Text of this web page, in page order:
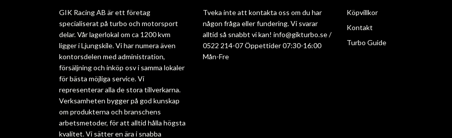
GIK Racing AB är ett företag
specialiserat på turbo och motorsport
delar. Vår lagerlokal om ca 1200 kvm
ligger i Ljungskile. Vi har numera även
kontorsdelen med administration,
försäljning och inköp osv i samma lokaler
för bästa möjliga service. Vi
representerar alla de stora tillverkarna.
Verksamheten bygger på god kunskap
om produkterna och branschens
arbetsmetoder, för att alltid hålla högsta
kvalitet. Vi sätter en ära i snabba
Tveka inte att kontakta oss om du har
någon fråga eller fundering. Vi svarar
alltid så snabbt vi kan! info@gikturbo.se/
0522 214-07 Öppettider 07:30-16:00
Mån-Fre
Köpvillkor
Kontakt
Turbo Guide